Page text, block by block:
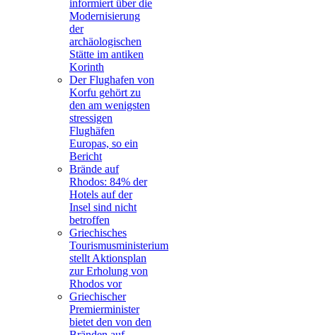
informiert über die
Modernisierung
der
archäologischen
Stätte im antiken
Korinth
Der Flughafen von
Korfu gehört zu
den am wenigsten
stressigen
Flughäfen
Europas, so ein
Bericht
Brände auf
Rhodos: 84% der
Hotels auf der
Insel sind nicht
betroffen
Griechisches
Tourismusministerium
stellt Aktionsplan
zur Erholung von
Rhodos vor
Griechischer
Premierminister
bietet den von den